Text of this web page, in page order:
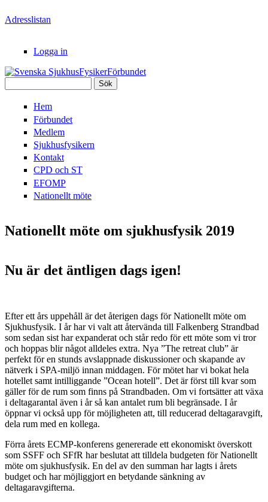
Adresslistan
Logga in
SjukhusFysikerFörbundet
Hem
Förbundet
Medlem
Sjukhusfysikern
Kontakt
CPD och ST
EFOMP
Nationellt möte
Nationellt möte om sjukhusfysik 2019
Nu är det äntligen dags igen!
Efter ett års uppehåll är det återigen dags för Nationellt möte om
Sjukhusfysik. I år har vi valt att återvända till Falkenberg Strandbad
som sedan sist har expanderat och står redo för ett möte som vi tror
och hoppas blir något alldeles extra. Nya ”The retreat club” är
perfekt för en stunds avslappnade diskussioner och skapande av
nätverk i SPA-miljö innan middagen. För mötet har vi bokat hela
hotellet samt intilliggande ”Ocean hotell”. Det är först till kvar som
gäller för de rum som finns på Strandbaden. Om vi fortsätter att växa
i deltagarantal även i år så kan antalet rum bli begränsade. I år
öppnar vi också upp för möjligheten att, till reducerad deltagaravgift,
dela rum med en kollega.
Förra årets ECMP-konferens genererade ett ekonomiskt överskott
som SSFF och SFfR har beslutat att tilldela budgeten för Nationellt
möte om sjukhusfysik. En del av den summan har lagts i årets
budget och har möjliggjort en betydande sänkning av
deltagaravgifterna.